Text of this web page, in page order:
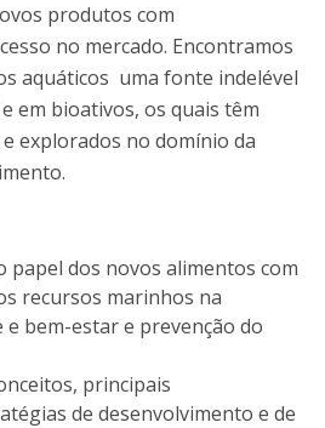
produtos com
no mercado. Encontramos
aquáticos uma fonte indelével
em bioativos, os quais têm
explorados no domínio da
papel dos novos alimentos com
recursos marinhos na
e bem-estar e prevenção do
principais
de desenvolvimento e de